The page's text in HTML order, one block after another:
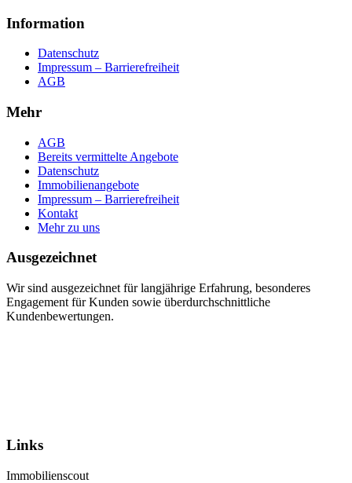
Information
Datenschutz
Impressum – Barrierefreiheit
AGB
Mehr
AGB
Bereits vermittelte Angebote
Datenschutz
Immobilienangebote
Impressum – Barrierefreiheit
Kontakt
Mehr zu uns
Ausgezeichnet
Wir sind ausgezeichnet für langjährige Erfahrung, besonderes
Engagement für Kunden sowie überdurchschnittliche
Kundenbewertungen.
Links
Immobilienscout